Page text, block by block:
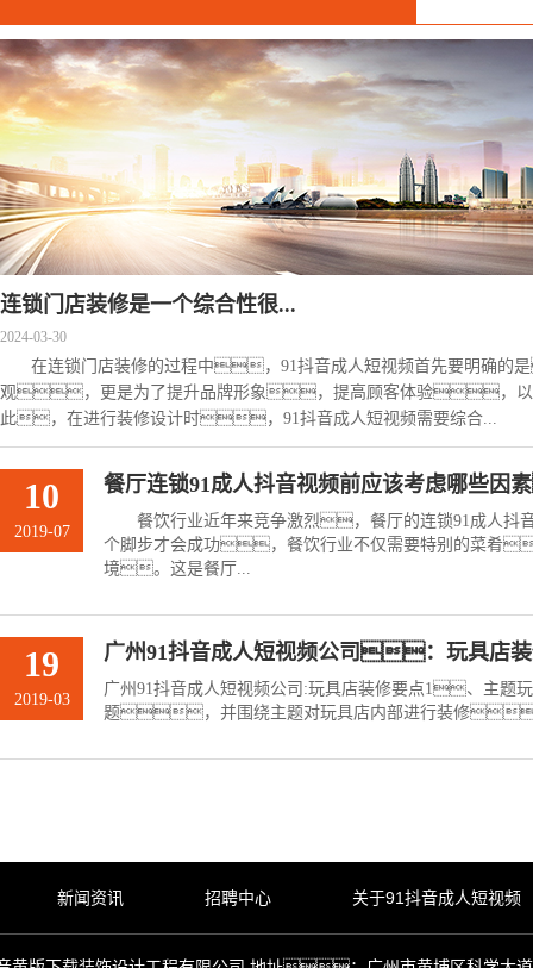
连锁门店装修是一个综合性很...
2024-03-30
在连锁门店装修的过程中，91抖音成人短视频首先要明确的
观，更是为了提升品牌形象，提高顾客体验，
此，在进行装修设计时，91抖音成人短视频需要综合...
10
2019-07
餐厅连锁91成人抖音视频前应该考虑哪些
餐饮行业近年来竞争激烈，餐厅的连锁91成人抖
个脚步才会成功，餐饮行业不仅需要特别的菜肴
境。这是餐厅...
19
2019-03
广州91抖音成人短视频公司：玩具店装
广州91抖音成人短视频公司:玩具店装修要点1、主题
题，并围绕主题对玩具店内部进行装修
新闻资讯 招聘中心 关于91抖音成人短视频